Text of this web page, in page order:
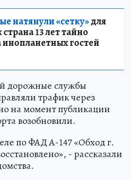
натянули «сетку»для
13 лет тайно
инопланетных гостей
дорожные службы
трафик через
на момент публикации
возобновили.
по ФАД А-147 «Обход г.
- рассказали